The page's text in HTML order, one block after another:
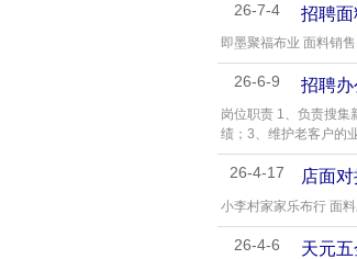
26-7-4 招聘
即墨聚福布业 面料销
26-6-9 招聘
岗位职责 1、负责搜集
绩；3、维护老客户的
26-4-17 店面
小李村家家乐布行 面
26-4-6 天元